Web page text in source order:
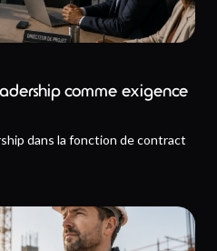
comme exigence
dans la fonction de contract